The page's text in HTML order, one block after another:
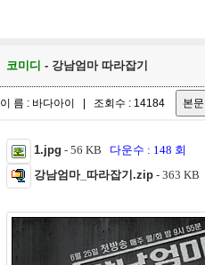
코미디 - 강남엄마 따라잡기
이 름 : 바다아이 | 조회수 : 14184
1.jpg - 56 KB 다운수 : 148 회
강남엄마_따라잡기.zip - 363